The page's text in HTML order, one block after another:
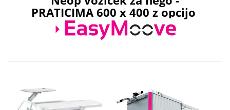
PRATICIMA 600 x 400 z opcijo